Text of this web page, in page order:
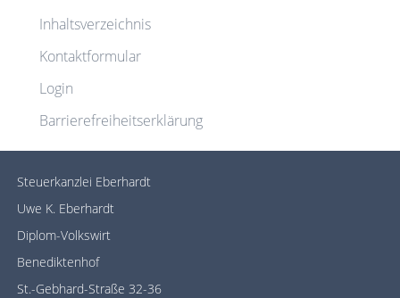
Inhaltsverzeichnis
Kontaktformular
Login
Barrierefreiheitserklärung
Steuerkanzlei Eberhardt
Uwe K. Eberhardt
Diplom-Volkswirt
Benediktenhof
St.-Gebhard-Straße 32-36